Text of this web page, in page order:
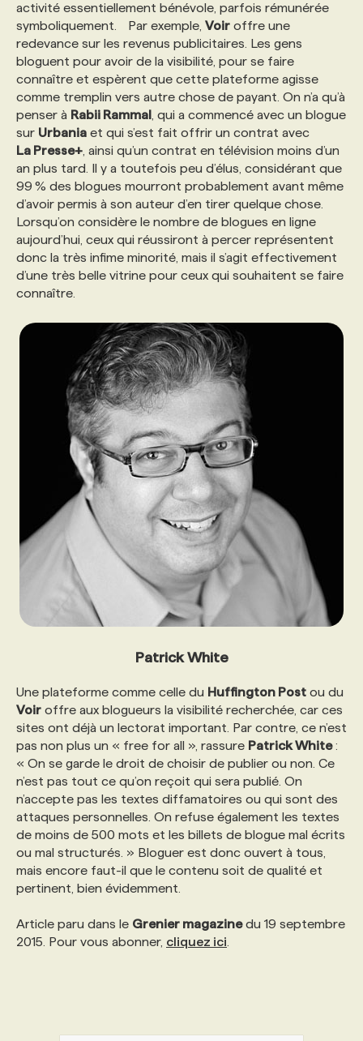
activité essentiellement bénévole, parfois rémunérée
symboliquement. Par exemple, Voir offre une
redevance sur les revenus publicitaires. Les gens
bloguent pour avoir de la visibilité, pour se faire
connaître et espèrent que cette plateforme agisse
comme tremplin vers autre chose de payant. On n’a qu’à
penser à Rabii Rammal , qui a commencé avec un blogue
sur Urbania et qui s’est fait offrir un contrat avec
La Presse+ , ainsi qu’un contrat en télévision moins d’un
an plus tard. Il y a toutefois peu d’élus, considérant que
99 % des blogues mourront probablement avant même
d’avoir permis à son auteur d’en tirer quelque chose.
Lorsqu’on considère le nombre de blogues en ligne
aujourd’hui, ceux qui réussiront à percer représentent
donc la très infime minorité, mais il s’agit effectivement
d’une très belle vitrine pour ceux qui souhaitent se faire
connaître.
Patrick White
Une plateforme comme celle du Huffington Post ou du
Voir offre aux blogueurs la visibilité recherchée, car ces
sites ont déjà un lectorat important. Par contre, ce n’est
pas non plus un « free for all », rassure Patrick White:
« On se garde le droit de choisir de publier ou non. Ce
n’est pas tout ce qu’on reçoit qui sera publié. On
n’accepte pas les textes diffamatoires ou qui sont des
attaques personnelles. On refuse également les textes
de moins de 500 mots et les billets de blogue mal écrits
ou mal structurés. » Bloguer est donc ouvert à tous,
mais encore faut-il que le contenu soit de qualité et
pertinent, bien évidemment.
Article paru dans le Grenier magazinedu 19 septembre
2015. Pour vous abonner, cliquez ici